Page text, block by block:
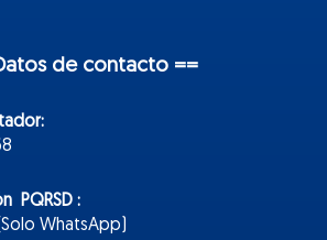
de contacto ==
PQRSD :
WhatsApp)